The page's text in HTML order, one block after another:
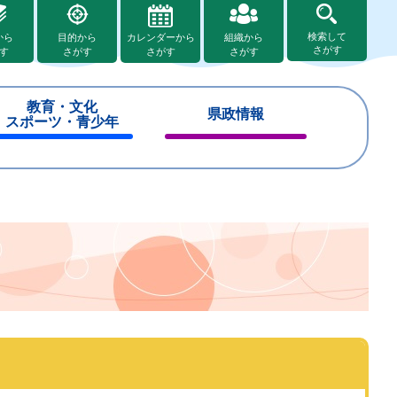
ら
目的から
さがす
カレンダーから
さがす
組織から
さがす
検索して
さがす
教育・文化
スポーツ・青少年
県政情報
じ